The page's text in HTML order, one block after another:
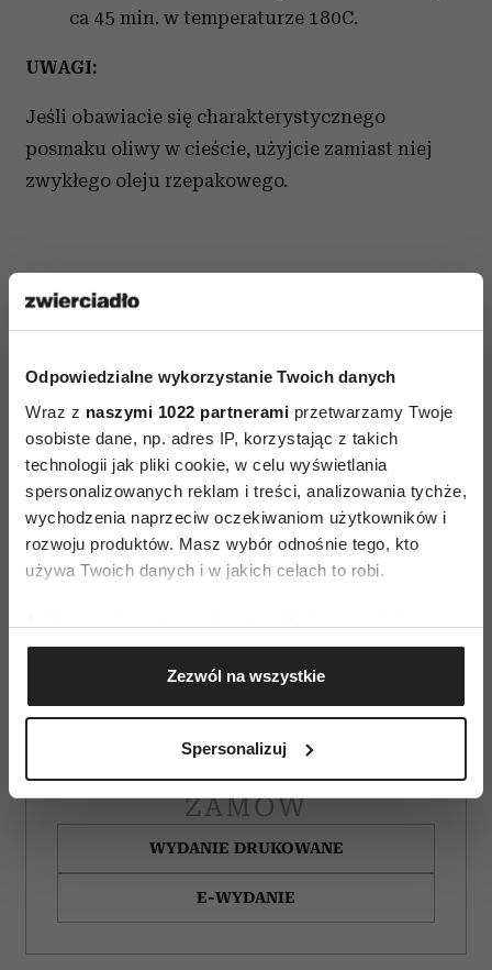
Odpowiedzialne wykorzystanie Twoich danych
Wraz z naszymi 1022 partnerami przetwarzamy Twoje
osobiste dane, np. adres IP, korzystając z takich
technologii jak pliki cookie, w celu wyświetlania
spersonalizowanych reklam i treści, analizowania tychże,
wychodzenia naprzeciw oczekiwaniom użytkowników i
rozwoju produktów. Masz wybór odnośnie tego, kto
używa Twoich danych i w jakich celach to robi.
Jeśli wyrazisz na to zgodę, chcielibyśmy również:
Gromadzić dane dotyczące Twojej lokalizacji
geograficznej z dokładnością nawet do kilku metrów
Identyfikować Twoje urządzenie, aktywnie
(fingerprinting, czyli wirtualny odcisk palca)
dane są przetwarzane oraz ustaw własne preferencje w
sekcji szczegółów. W Deklaracji plików cookie możesz
zmienić lub wycofać swoją zgodę w dowolnej chwili.
Wykorzystujemy pliki cookie do spersonalizowania treści
Zezwól na wszystkie
Spersonalizuj
ca 45 min. w temperaturze 180C.
UWAGI:
Jeśli obawiacie się charakterystycznego
posmaku oliwy w cieście, użyjcie zamiast niej
zwykłego oleju rzepakowego.
AUTOPROMOCJA
ZAMÓW
WYDANIE DRUKOWANE
E-WYDANIE